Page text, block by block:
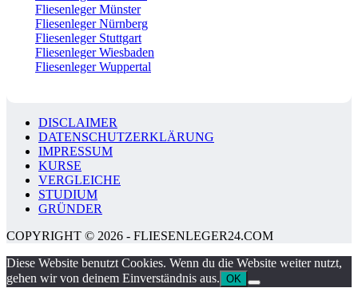
Fliesenleger Münster
Fliesenleger Nürnberg
Fliesenleger Stuttgart
Fliesenleger Wiesbaden
Fliesenleger Wuppertal
DISCLAIMER
DATENSCHUTZERKLÄRUNG
IMPRESSUM
KURSE
VERGLEICHE
STUDIUM
GRÜNDER
COPYRIGHT © 2026 - FLIESENLEGER24.COM
Diese Website benutzt Cookies. Wenn du die Website weiter nutzt,
gehen wir von deinem Einverständnis aus. OK